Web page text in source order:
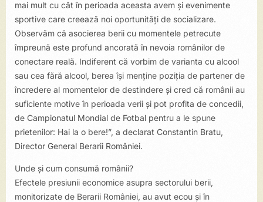
mai mult cu cât în perioada aceasta avem și evenimente
sportive care creează noi oportunități de socializare.
Observăm că asocierea berii cu momentele petrecute
împreună este profund ancorată în nevoia românilor de
conectare reală. Indiferent că vorbim de varianta cu alcool
sau cea fără alcool, berea își menține poziția de partener de
încredere al momentelor de destindere și cred că românii au
suficiente motive în perioada verii și pot profita de concedii,
de Campionatul Mondial de Fotbal pentru a le spune
prietenilor: Hai la o bere!”, a declarat Constantin Bratu,
Director General Berarii României.
Unde și cum consumă românii?
Efectele presiunii economice asupra sectorului berii,
monitorizate de Berarii României, au avut ecou și în